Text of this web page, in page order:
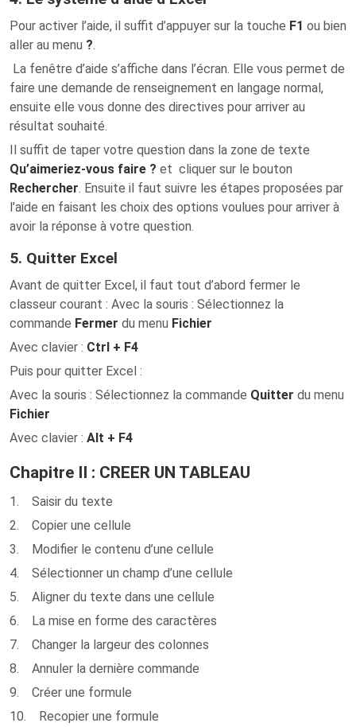
Pour activer l’aide, il suffit d’appuyer sur la touche F1 ou bien
aller au menu ?.
La fenêtre d’aide s’affiche dans l’écran. Elle vous permet de
faire une demande de renseignement en langage normal,
ensuite elle vous donne des directives pour arriver au
résultat souhaité.
Il suffit de taper votre question dans la zone de texte
Qu’aimeriez-vous faire ? et cliquer sur le bouton
Rechercher. Ensuite il faut suivre les étapes proposées par
l’aide en faisant les choix des options voulues pour arriver à
avoir la réponse à votre question.
5. Quitter Excel
Avant de quitter Excel, il faut tout d’abord fermer le
classeur courant : Avec la souris : Sélectionnez la
commande Fermer du menu Fichier
Avec clavier : Ctrl + F4
Puis pour quitter Excel :
Avec la souris : Sélectionnez la commande Quitter du menu
Fichier
Avec clavier : Alt + F4
Chapitre II : CREER UN TABLEAU
1. Saisir du texte
2. Copier une cellule
3. Modifier le contenu d’une cellule
4. Sélectionner un champ d’une cellule
5. Aligner du texte dans une cellule
6. La mise en forme des caractères
7. Changer la largeur des colonnes
8. Annuler la dernière commande
9. Créer une formule
10. Recopier une formule